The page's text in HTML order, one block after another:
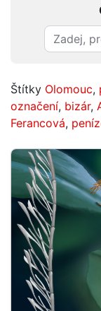
Štítky Olomouc,
označení, bizár,
Ferancová,